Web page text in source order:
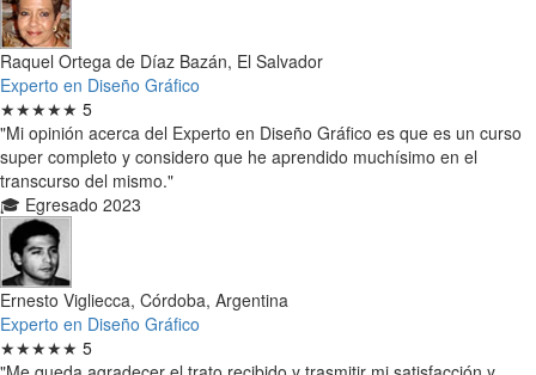
Raquel Ortega de Díaz Bazán, El Salvador
Experto en Diseño Gráfico
★★★★★ 5
"Mi opinión acerca del Experto en Diseño Gráfico es que es un curso
super completo y considero que he aprendido muchísimo en el
transcurso del mismo."
🎓 Egresado 2023
Ernesto Vigliecca, Córdoba, Argentina
Experto en Diseño Gráfico
★★★★★ 5